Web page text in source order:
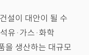
설이 대안이 될 수
유·가스·화학
을 생산하는 대규모